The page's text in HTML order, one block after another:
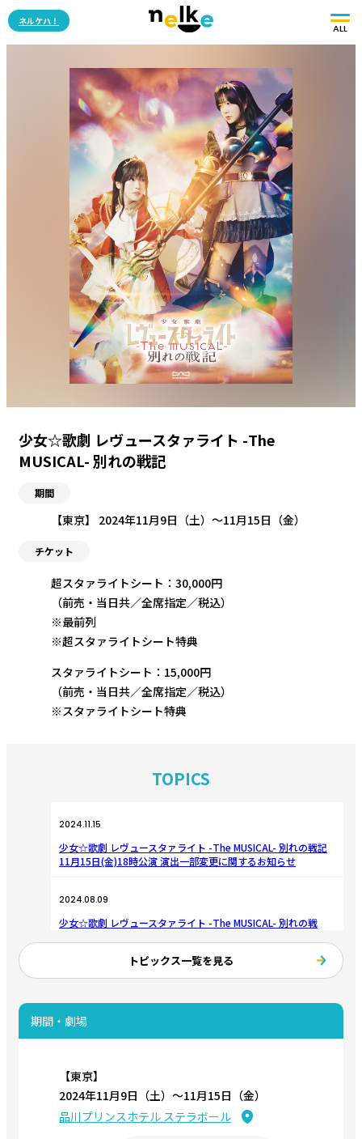
ネルケハ！
ALL
少女☆歌劇 レヴュースタァライト -The
MUSICAL- 別れの戦記
期間
【東京】 2024年11月9日（土）〜11月15日（金）
チケット
超スタァライトシート：30,000円
（前売・当日共／全席指定／税込）
※最前列
※超スタァライトシート特典
スタァライトシート：15,000円
（前売・当日共／全席指定／税込）
※スタァライトシート特典
TOPICS
2024.11.15
少女☆歌劇 レヴュースタァライト -The MUSICAL- 別れの戦記
11月15日(金)18時公演 演出一部変更に関するお知らせ
2024.08.09
少女☆歌劇 レヴュースタァライト -The MUSICAL- 別れの戦
トピックス一覧を見る
期間・劇場
【東京】
2024年11月9日（土）〜11月15日（金）
品川プリンスホテル ステラボール